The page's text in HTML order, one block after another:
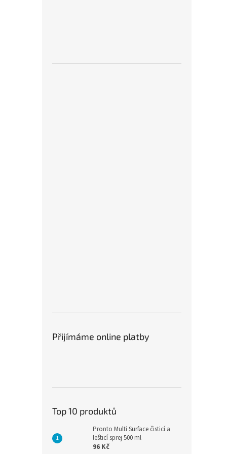
Přijímáme online platby
Top 10 produktů
Pronto Multi Surface čisticí a
lešticí sprej 500 ml
96 Kč